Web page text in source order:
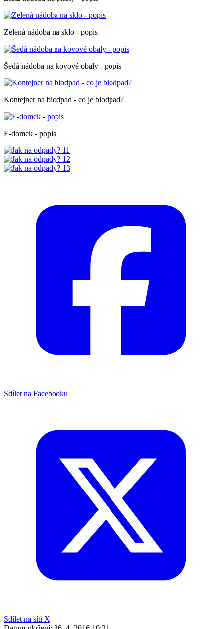
Zelená nádoba na sklo - popis
Šedá nádoba na kovové obaly - popis
Kontejner na biodpad - co je biodpad?
E-domek - popis
Sdílet na Facebooku
Sdílet na síti X